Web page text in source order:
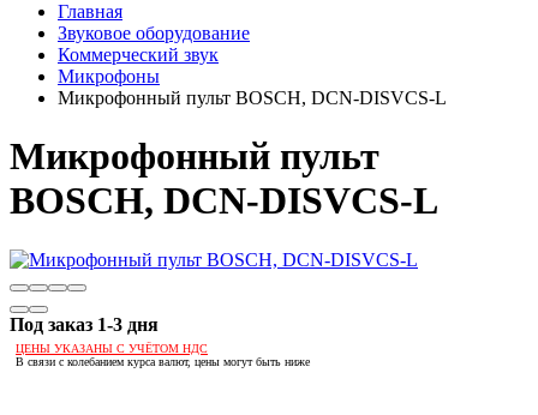
Главная
Звуковое оборудование
Коммерческий звук
Микрофоны
Микрофонный пульт BOSCH, DCN-DISVCS-L
Микрофонный пульт
BOSCH, DCN-DISVCS-L
Под заказ 1-3 дня
ЦЕНЫ УКАЗАНЫ С УЧЁТОМ НДС
В связи с колебанием курса валют, цены могут быть ниже